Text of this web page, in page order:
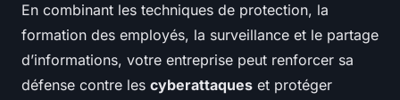
En combinant les techniques de protection, la
formation des employés, la surveillance et le partage
d’informations, votre entreprise peut renforcer sa
défense contre les cyberattaques et protéger